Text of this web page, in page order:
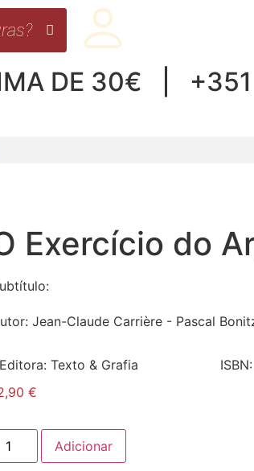
DE 30€ |
Exercício do
Jean-Claude Carrière - Pascal
Editora: Texto & Grafia ISBN:
€
Adicionar